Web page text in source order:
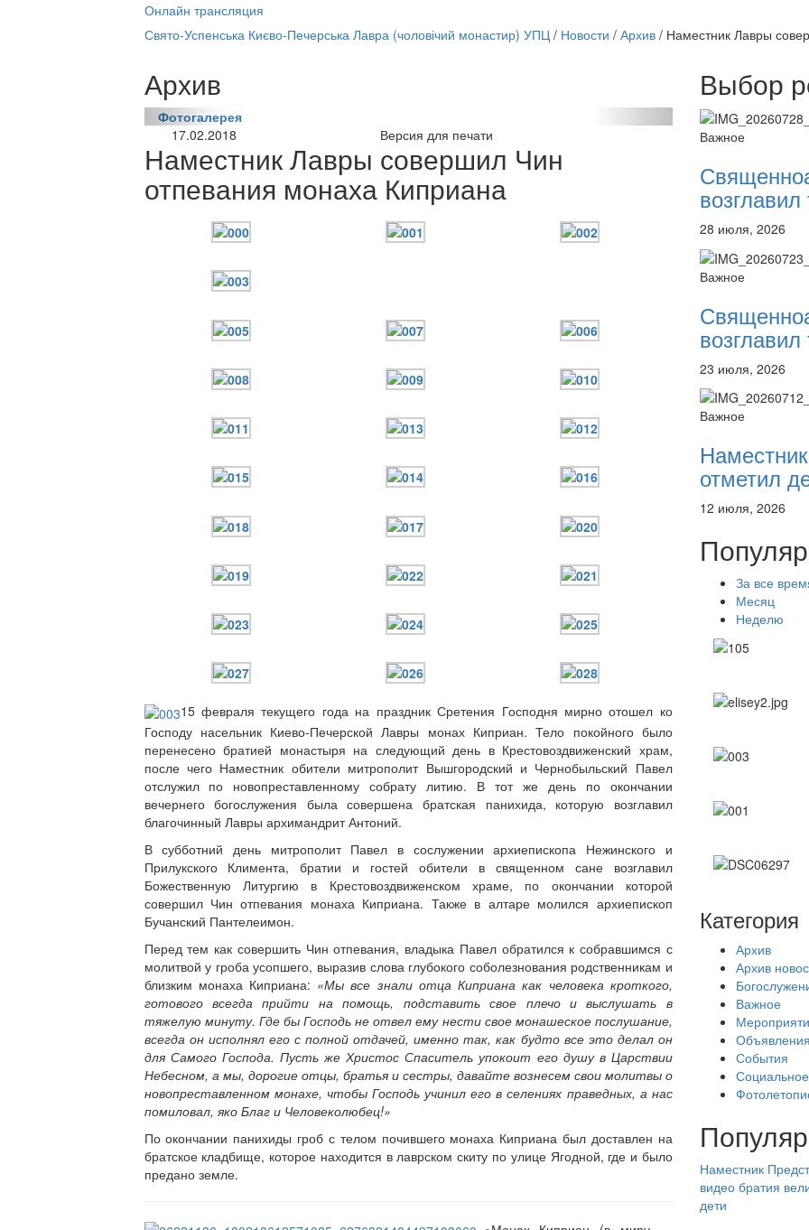
Онлайн трансляция
12 сентября
трансляции
Онлайн трансляции
12 сентября 2015
12 сентября 2015
12 сентября 2015
12 сентября 2015
12 сентября 2015
12 сентября 2015
12 сентября 2015
Перейти к архиву
Свято-Успенська Києво-Печерська Лавра (чоловічий монастир) УПЦ/ Новости / Архив/ Наместник Лавры
Архив
Фотогалерея
17.02.2018
Версия для печати
Наместник Лавры совершил Чин
отпевания монаха Киприана
15 февраля текущего года на праздник Сретения Господня мирно отошел ко
Господу насельник Киево-Печерской Лавры монах Киприан. Тело покойного было
перенесено братией монастыря на следующий день в Крестовоздвиженский храм,
после чего Наместник обители митрополит Вышгородский и Чернобыльский Павел
отслужил по новопреставленному собрату литию. В тот же день по окончании
вечернего богослужения была совершена братская панихида, которую возглавил
благочинный Лавры архимандрит Антоний.
В субботний день митрополит Павел в сослужении архиепископа Нежинского и
Прилукского Климента, братии и гостей обители в священном сане возглавил
Божественную Литургию в Крестовоздвиженском храме, по окончании которой
совершил Чин отпевания монаха Киприана. Также в алтаре молился архиепископ
Бучанский Пантелеимон.
Перед тем как совершить Чин отпевания, владыка Павел обратился к собравшимся с
молитвой у гроба усопшего, выразив слова глубокого соболезнования родственникам и
близким монаха Киприана: «Мы все знали отца Киприана как человека кроткого,
готового всегда прийти на помощь, подставить свое плечо и выслушать в
тяжелую минуту. Где бы Господь не отвел ему нести свое монашеское послушание,
всегда он исполнял его с полной отдачей, именно так, как будто все это делал он
для Самого Господа. Пусть же Христос Спаситель упокоит его душу в Царствии
Небесном, а мы, дорогие отцы, братья и сестры, давайте вознесем свои молитвы о
новопреставленном монахе, чтобы Господь учинил его в селениях праведных, а нас
помиловал, яко Благ и Человеколюбец!»
По окончании панихиды гроб с телом почившего монаха Киприана был доставлен на
братское кладбище, которое находится в лаврском скиту по улице Ягодной, где и было
предано земле.
Выбор
Важное
28 июля, 2026
Важное
23 июля, 2026
Важное
отметил
12 июля, 2026
За все
Месяц
Неделю
Категория
Архив
Архив
Важное
Объявления
События
Наместник
видео братия
дети